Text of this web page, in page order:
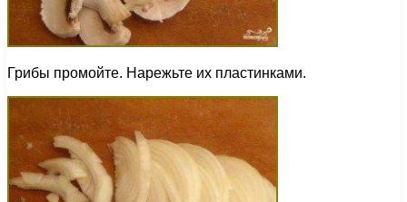
Грибы промойте. Нарежьте их пластинками.